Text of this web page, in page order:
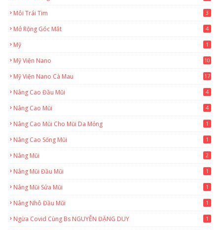
Môi Trái Tim 3
Mở Rộng Góc Mắt 4
Mỹ 1
Mỹ Viện Nano 10
Mỹ Viện Nano Cà Mau
17
Nâng Cao Đầu Mũi 4
Nâng Cao Mũi 4
Nâng Cao Mũi Cho Mũi Da Mỏng 1
Nâng Cao Sống Mũi 1
Nâng Mũi 2
Nâng Mũi Đầu Mũi 1
Nâng Mũi Sửa Mũi 1
Nâng Nhô Đầu Mũi 1
Ngừa Covid Cùng Bs NGUYỄN ĐẶNG DUY 1